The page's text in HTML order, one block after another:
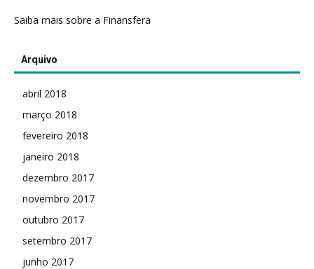
Saiba mais sobre a Finansfera
Arquivo
abril 2018
março 2018
fevereiro 2018
janeiro 2018
dezembro 2017
novembro 2017
outubro 2017
setembro 2017
junho 2017